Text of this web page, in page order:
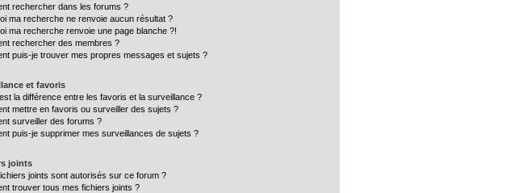
rechercher dans les forums ?
ma recherche ne renvoie aucun résultat ?
ma recherche renvoie une page blanche ?!
rechercher des membres ?
puis-je trouver mes propres messages et sujets ?
et favoris
la différence entre les favoris et la surveillance ?
mettre en favoris ou surveiller des sujets ?
surveiller des forums ?
puis-je supprimer mes surveillances de sujets ?
joints
joints sont autorisés sur ce forum ?
trouver tous mes fichiers joints ?